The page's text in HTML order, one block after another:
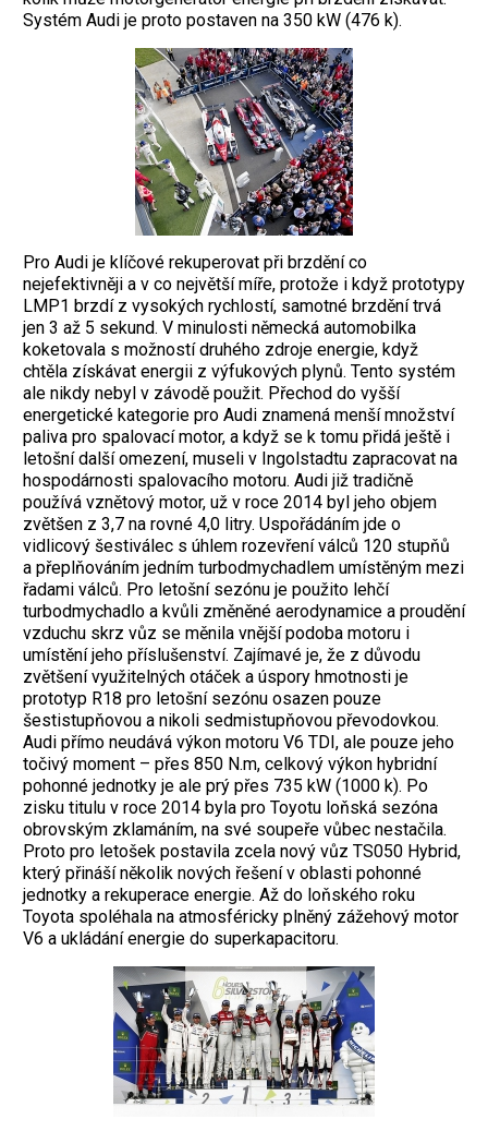
Systém Audi je proto postaven na 350 kW (476 k).
Pro Audi je klíčové rekuperovat při brzdění co
nejefektivněji a v co největší míře, protože i když prototypy
LMP1 brzdí z vysokých rychlostí, samotné brzdění trvá
jen 3 až 5 sekund. V minulosti německá automobilka
koketovala s možností druhého zdroje energie, když
chtěla získávat energii z výfukových plynů. Tento systém
ale nikdy nebyl v závodě použit. Přechod do vyšší
energetické kategorie pro Audi znamená menší množství
paliva pro spalovací motor, a když se k tomu přidá ještě i
letošní další omezení, museli v Ingolstadtu zapracovat na
hospodárnosti spalovacího motoru. Audi již tradičně
používá vznětový motor, už v roce 2014 byl jeho objem
zvětšen z 3,7 na rovné 4,0 litry. Uspořádáním jde o
vidlicový šestiválec s úhlem rozevření válců 120 stupňů
a přeplňováním jedním turbodmychadlem umístěným mezi
řadami válců. Pro letošní sezónu je použito lehčí
turbodmychadlo a kvůli změněné aerodynamice a proudění
vzduchu skrz vůz se měnila vnější podoba motoru i
umístění jeho příslušenství. Zajímavé je, že z důvodu
zvětšení využitelných otáček a úspory hmotnosti je
prototyp R18 pro letošní sezónu osazen pouze
šestistupňovou a nikoli sedmistupňovou převodovkou.
Audi přímo neudává výkon motoru V6 TDI, ale pouze jeho
točivý moment – přes 850 N.m, celkový výkon hybridní
pohonné jednotky je ale prý přes 735 kW (1000 k). Po
zisku titulu v roce 2014 byla pro Toyotu loňská sezóna
obrovským zklamáním, na své soupeře vůbec nestačila.
Proto pro letošek postavila zcela nový vůz TS050 Hybrid,
který přináší několik nových řešení v oblasti pohonné
jednotky a rekuperace energie. Až do loňského roku
Toyota spoléhala na atmosféricky plněný zážehový motor
V6 a ukládání energie do superkapacitoru.